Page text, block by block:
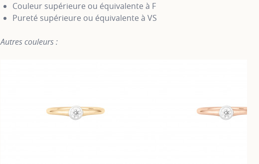
Couleur supérieure ou équivalente à F
Pureté supérieure ou équivalente à VS
Autres couleurs :